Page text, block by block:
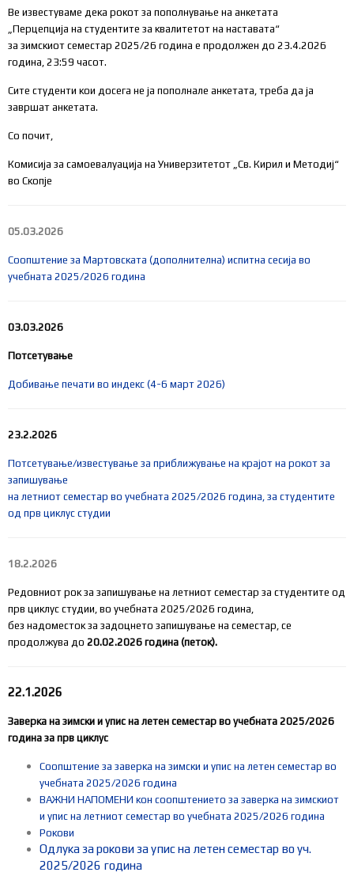
Ве известуваме дека рокот за пополнување на анкетата
„Перцепција на студентите за квалитетот на наставата“
за зимскиот семестар 2025/26 година е продолжен до 23.4.2026
година, 23:59 часот.
Сите студенти кои досега не ја пополнале анкетата, треба да ја
завршат анкетата.
Со почит,
Комисија за самоевалуација на Универзитетот „Св. Кирил и Методиј“
во Скопје
05.03.2026
Соопштение за Мартовската (дополнителна) испитна сесија во
учебната 2025/2026 година
03.03.2026
Потсетување
Добивање печати во индекс (4-6 март 2026)
23.2.2026
Потсетување/известување за приближување на крајот на рокот за
запишување
на летниот семестар во учебната 2025/2026 година, за студентите
од прв циклус студии
18.2.2026
Редовниот рок за запишување на летниот семестар за студентите од
прв циклус студии, во учебната 2025/2026 година,
без надоместок за задоцнетo запишување на семестар, се
продолжува до 20.02.2026 година (петок).
22.1.2026
Заверка на зимски и упис на летен семестар во учебната 2025/2026
година за прв циклус
Соопштение за заверка на зимски и упис на летен семестар во
учебната 2025/2026 година
ВАЖНИ НАПОМЕНИ кон соопштението за заверка на зимскиот
и упис на летниот семестар во учебната 2025/2026 година
Рокови
Одлука за рокови за упис на летен семестар во уч.
2025/2026 година